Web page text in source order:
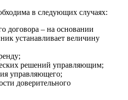
в следующих случаях:
договора – на основании
устанавливает величину
решений управляющим;
управляющего;
доверительного